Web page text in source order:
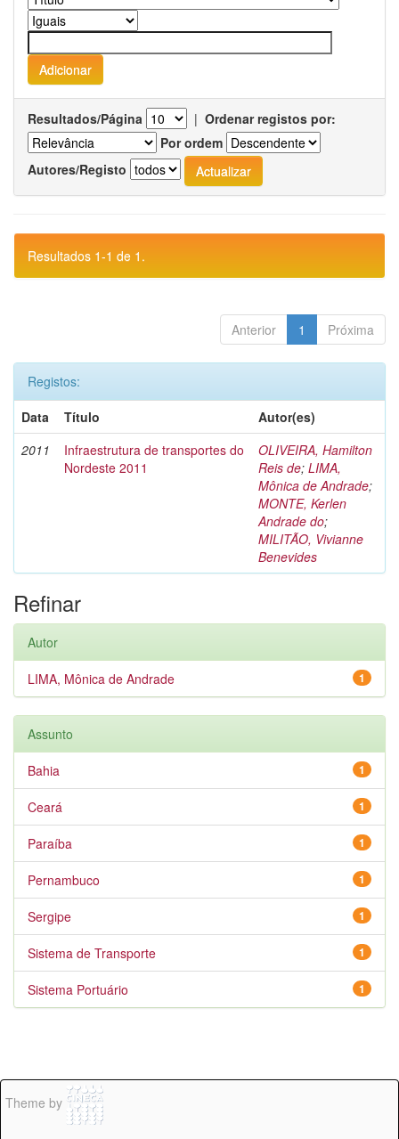
Resultados/Página | Ordenar registos por:
Por ordem
Autores/Registo
Resultados 1-1 de 1.
Anterior 1 Próxima
Registos:
Data
Título
Autor(es)
2011
Infraestrutura de transportes do
Nordeste 2011
OLIVEIRA, Hamilton
Reis de; LIMA,
Mônica de Andrade;
MONTE, Kerlen
Andrade do;
MILITÃO, Vivianne
Benevides
Refinar
Autor
1
LIMA, Mônica de Andrade
Assunto
1
Bahia
1
Ceará
1
Paraíba
1
Pernambuco
1
Sergipe
1
Sistema de Transporte
1
Sistema Portuário
Theme by